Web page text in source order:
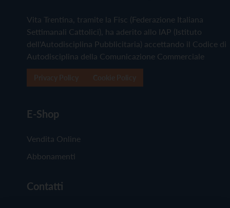
Vita Trentina, tramite la Fisc (Federazione Italiana
Settimanali Cattolici), ha aderito allo IAP (Istituto
dell'Autodisciplina Pubblicitaria) accettando il Codice di
Autodisciplina della Comunicazione Commerciale
E-Shop
Vendita Online
Abbonamenti
Contatti